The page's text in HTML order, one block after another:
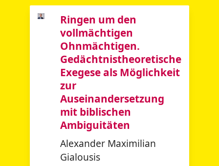
Ringen um den
vollmächtigen
Ohnmächtigen.
Gedächtnistheoretische
Exegese als Möglichkeit
zur
Auseinandersetzung
mit biblischen
Ambiguitäten
Alexander Maximilian
Gialousis